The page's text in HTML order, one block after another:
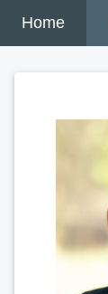
Home